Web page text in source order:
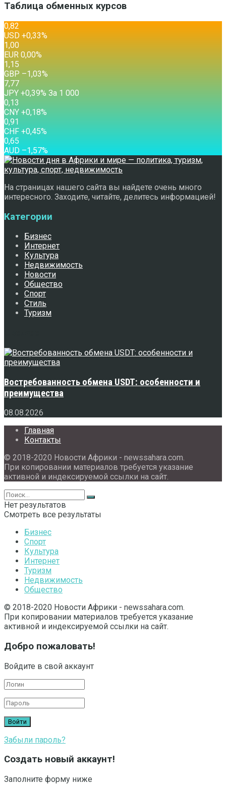
Таблица обменных курсов
0,82
USD +0,33%
1,00
EUR 0,00%
1,15
GBP –1,03%
7,77
JPY +0,39% За 1 000
0,13
CNY +0,18%
0,91
CHF +0,45%
0,65
AUD –1,57%
На страницах нашего сайта вы найдете очень много
интересного. Заходите, читайте, делитесь информацией!
Категории
Бизнес
Интернет
Культура
Недвижимость
Новости
Общество
Спорт
Стиль
Туризм
Востребованность обмена USDT: особенности и
преимущества
08.08.2026
Главная
Контакты
© 2018-2020 Новости Африки - newssahara.com.
При копировании материалов требуется указание
активной и индексируемой ссылки на сайт.
Нет результатов
Смотреть все результаты
Бизнес
Спорт
Культура
Интернет
Туризм
Недвижимость
Общество
© 2018-2020 Новости Африки - newssahara.com.
При копировании материалов требуется указание
активной и индексируемой ссылки на сайт.
Добро пожаловать!
Войдите в свой аккаунт
Забыли пароль?
Создать новый аккаунт!
Заполните форму ниже